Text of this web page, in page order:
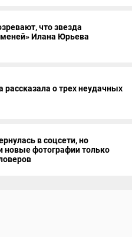
что звезда
Илана Юрьева
рассказала о трех неудачных
в соцсети, но
новые фотографии только